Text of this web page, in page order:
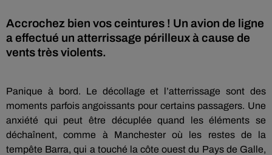
Accrochez bien vos ceintures ! Un avion de ligne
a effectué un atterrissage périlleux à cause de
vents très violents.
Panique à bord. Le décollage et l’atterrissage sont des
moments parfois angoissants pour certains passagers. Une
anxiété qui peut être décuplée quand les éléments se
déchaînent, comme à Manchester où les restes de la
tempête Barra, qui a touché la côte ouest du Pays de Galle,